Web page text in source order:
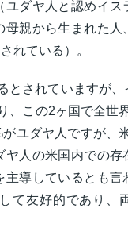
ダヤ人と認めイス
親から生まれた人
れている）。
とされていますが
、この2ヶ国で全世
ユダヤ人ですが、
人の米国内での存
導しているとも言
て友好的であり、